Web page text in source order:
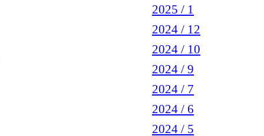
2025 / 1
2024 / 12
2024 / 10
2024 / 9
2024 / 7
2024 / 6
2024 / 5